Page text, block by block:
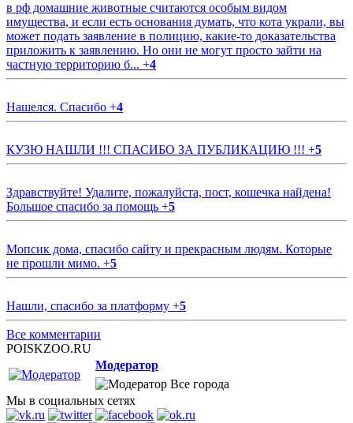
в рф домашние животные считаются особым видом
имущества, и если есть основания думать, что кота украли, вы
может подать заявление в полицию, какие-то доказательства
приложить к заявлению. Но они не могут просто зайти на
частную территорию б... +4
Нашелся. Спасибо +4
КУЗЮ НАШЛИ !!! СПАСИБО ЗА ПУБЛИКАЦИЮ !!! +5
Здравствуйте! Удалите, пожалуйста, пост, кошечка найдена!
Большое спасибо за помощь +5
Мопсик дома, спасибо сайту и прекрасным людям. Которые
не прошли мимо. +5
Нашли, спасибо за платформу +5
Все комментарии
POISKZOO.RU
Модератор
Все города
Мы в социальных сетях